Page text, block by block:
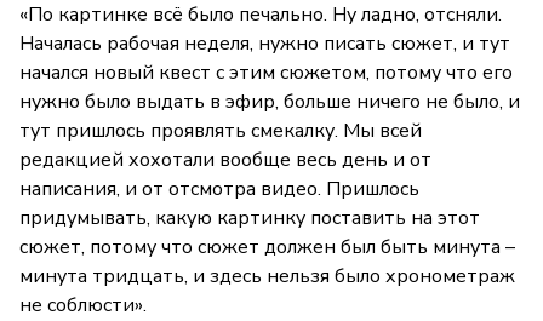
«По картинке всё было печально. Ну ладно, отсняли.
Началась рабочая неделя, нужно писать сюжет, и тут
начался новый квест с этим сюжетом, потому что его
нужно было выдать в эфир, больше ничего не было, и
тут пришлось проявлять смекалку. Мы всей
редакцией хохотали вообще весь день и от
написания, и от отсмотра видео. Пришлось
придумывать, какую картинку поставить на этот
сюжет, потому что сюжет должен был быть минута –
минута тридцать, и здесь нельзя было хронометраж
не соблюсти».